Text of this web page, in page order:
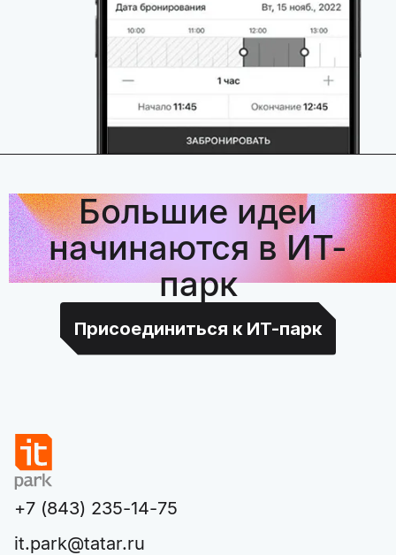
Большие идеи
начинаются в ИТ-
парк
Присоединиться к ИТ-парк
+7 (843) 235-14-75
it.park@tatar.ru